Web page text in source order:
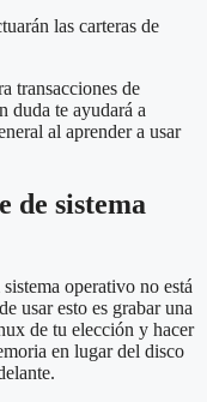
las carteras de
transacciones de
duda te ayudará a
al aprender a usar
de sistema
operativo no está
usar esto es grabar una
de tu elección y hacer
en lugar del disco